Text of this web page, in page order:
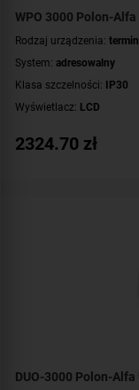
WPO 3000 Polon-
Rodzaj urządzenia:
System: adresowalny
Klasa szczelności: IP30
Wyświetlacz: LCD
2324.70 zł
DUO-3000 Polon-